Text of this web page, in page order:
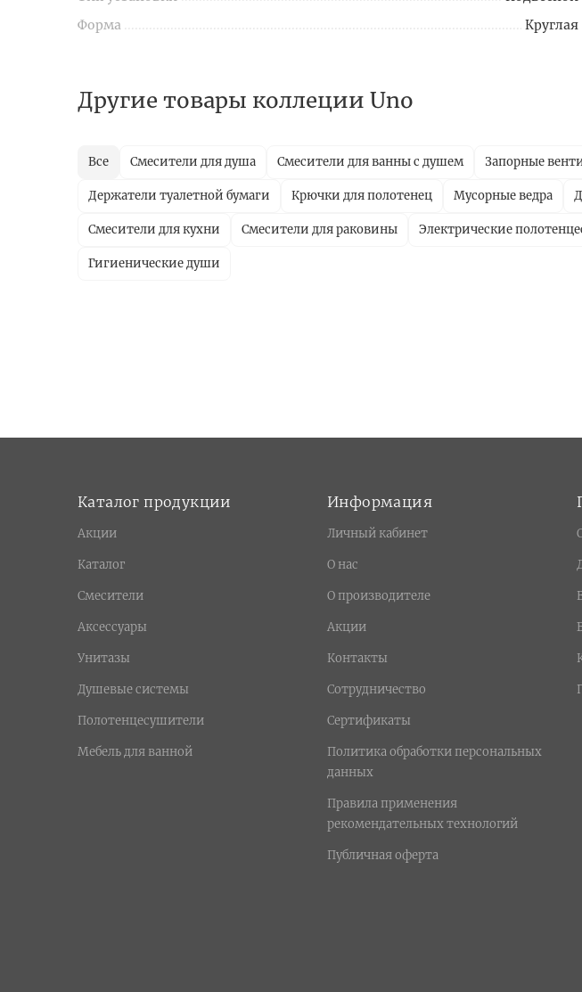
Форма
Круглая
Другие товары коллеции Uno
Все Смесители для душа Смесители для ванны с душем Запорные
Держатели туалетной бумаги Крючки для полотенец Мусорные ведра
Смесители для кухни Смесители для раковины Электрические
Гигиенические души
Каталог продукции
Акции
Каталог
Смесители
Аксессуары
Унитазы
Душевые системы
Полотенцесушители
Мебель для ванной
Информация
Личный кабинет
О нас
О производителе
Акции
Контакты
Сотрудничество
Сертификаты
Политика обработки персональных
данных
Правила применения
рекомендательных технологий
Публичная оферта